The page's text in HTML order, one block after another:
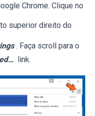
Chrome. Clique no
superior direito do
. Faça scroll para o
link.